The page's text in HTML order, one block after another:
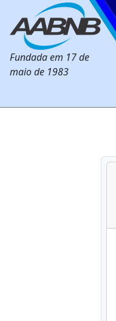
Fundada em 17 de
maio de 1983